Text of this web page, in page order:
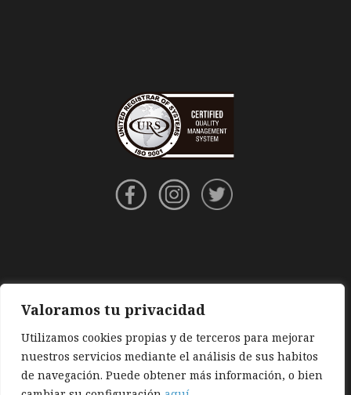
Valoramos tu privacidad
Utilizamos cookies propias y de terceros para mejorar
nuestros servicios mediante el análisis de sus habitos
de navegación. Puede obtener más información, o bien